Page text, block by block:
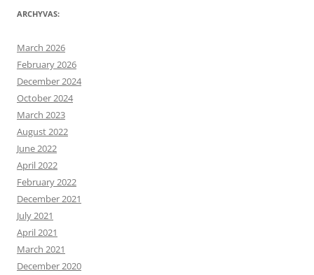
ARCHYVAS:
March 2026
February 2026
December 2024
October 2024
March 2023
August 2022
June 2022
April 2022
February 2022
December 2021
July 2021
April 2021
March 2021
December 2020